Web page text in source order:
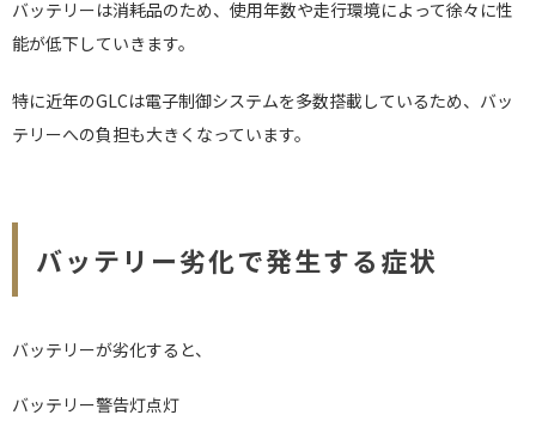
バッテリーは消耗品のため、使用年数や走行環境によって徐々に性
能が低下していきます。
特に近年のGLCは電子制御システムを多数搭載しているため、バッ
テリーへの負担も大きくなっています。
バッテリー劣化で発生する症状
バッテリーが劣化すると、
バッテリー警告灯点灯